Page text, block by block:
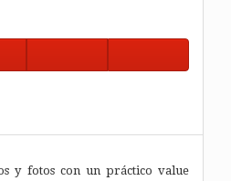
y fotos con un práctico value